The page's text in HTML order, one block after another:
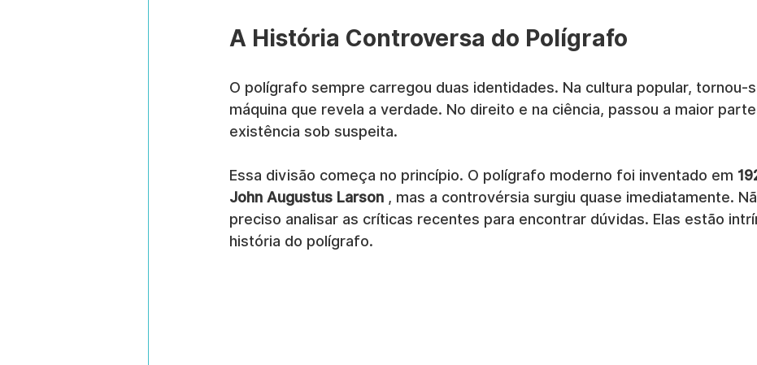
A História Controversa do Polígrafo
O polígrafo sempre carregou duas identidades. Na cultura popular, tornou-
máquina que revela a verdade. No direito e na ciência, passou a maior
existência sob suspeita.
Essa divisão começa no princípio. O polígrafo moderno foi inventado em
John Augustus Larson , mas a controvérsia surgiu quase imediatamente.
preciso analisar as críticas recentes para encontrar dúvidas. Elas estão
história do polígrafo.